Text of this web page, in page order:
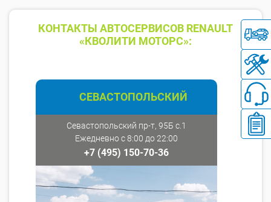
КОНТАКТЫ АВТОСЕРВИСОВ RENAULT
«КВОЛИТИ МОТОРС»:
СЕВАСТОПОЛЬСКИЙ
Севастопольский пр-т, 95Б с.1
Ежедневно с 8:00 до 22:00
+7 (495) 150-70-36